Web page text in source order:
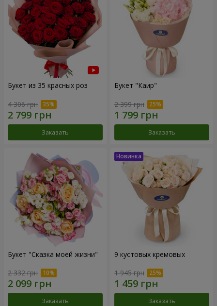
Букет из 35 красных роз
4 306 грн
Заказать
Букет "Каир"
2 399 грн
Заказать
Букет "Сказка моей жизни"
2 332 грн
Заказать
9 кустовых кремовых
1 945 грн
Заказать